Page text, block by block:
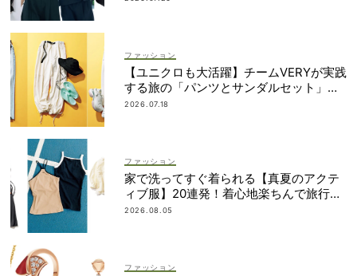
ファッション
【ユニクロも大活躍】チームVERYが実践
する旅の「パンツとサンダルセット」最
適プラン
2026.07.18
ファッション
家で洗ってすぐ着られる【真夏のアクテ
ィブ服】20連発！着心地楽ちんで旅行・
帰省にも◎
2026.08.05
ファッション